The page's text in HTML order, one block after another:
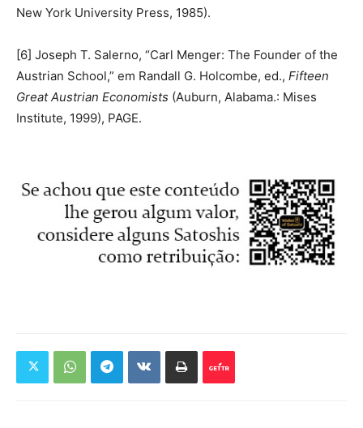
New York University Press, 1985).
[6] Joseph T. Salerno, “Carl Menger: The Founder of the
Austrian School,” em Randall G. Holcombe, ed., Fifteen
Great Austrian Economists (Auburn, Alabama.: Mises
Institute, 1999), PAGE.